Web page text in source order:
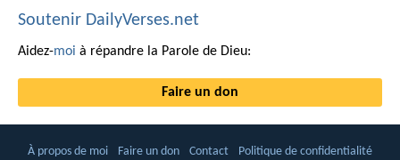
Soutenir DailyVerses.net
Aidez-moi à répandre la Parole de Dieu:
Faire un don
À propos de moi Faire un don Contact Politique de confidentialité